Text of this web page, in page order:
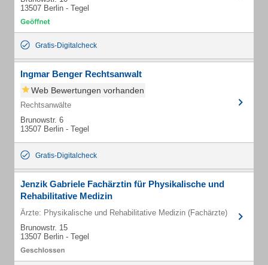
13507 Berlin - Tegel
Gratis-Digitalcheck
Ingmar Benger Rechtsanwalt
Web Bewertungen vorhanden
Rechtsanwälte
Brunowstr. 6
13507 Berlin - Tegel
Gratis-Digitalcheck
Jenzik Gabriele Fachärztin für Physikalische und
Rehabilitative Medizin
Ärzte: Physikalische und Rehabilitative Medizin (Fachärzte)
Brunowstr. 15
13507 Berlin - Tegel